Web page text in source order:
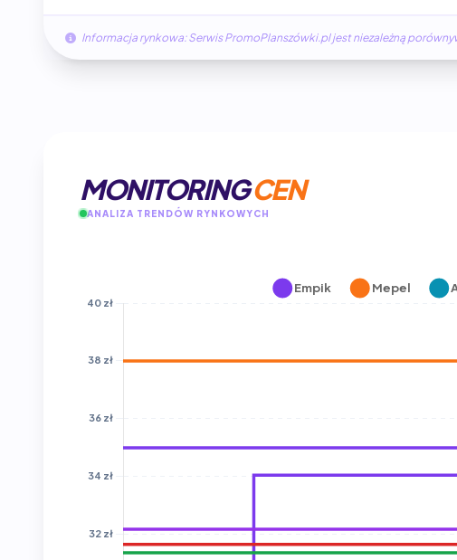
Informacja rynkowa: Serwis PromoPlanszówki.pl jest niezależną
MONITORINGCEN
ANALIZA TRENDÓW RYNKOWYCH